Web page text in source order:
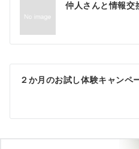
ナ
ビ
ゲ
シ
ョ
仲人さんと情報交
２か月のお試し体験キャンペ